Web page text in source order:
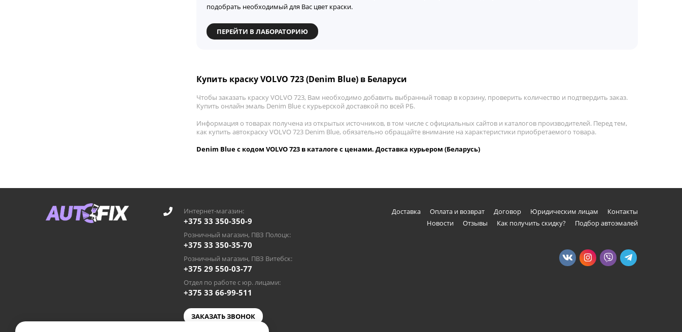
подобрать необходимый для Вас цвет краски.
ПЕРЕЙТИ В ЛАБОРАТОРИЮ
Купить краску VOLVO 723 (Denim Blue) в Беларуси
Чтобы заказать краску VOLVO 723, Вам необходимо добавить выбранный товар в корзину, проверить количество и подтвердить заказ.
Купить онлайн эмаль Denim Blue с курьерской доставкой по всей РБ.
Информация о товарах получена из открытых источников, в том числе с официальных сайтов и каталогов производителей. Перед тем,
как купить автокраску VOLVO 723 Denim Blue, обязательно обращайте внимание на характеристики приобретаемого товара.
Denim Blue с кодом VOLVO 723 в каталоге с ценами. Доставка курьером (Беларусь)
Интернет-магазин:
+375 33 350-350-9
Розничный магазин, ПВЗ Полоцк:
+375 33 350-35-70
Розничный магазин, ПВЗ Витебск:
+375 29 550-03-77
Отдел по работе с юр. лицами:
+375 33 66-99-511
ЗАКАЗАТЬ ЗВОНОК
Доставка Оплата и возврат Договор Юридическим лицам
Контакты
Новости
Отзывы Как получить скидку? Подбор автоэмалей